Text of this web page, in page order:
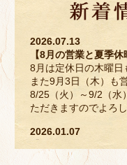
2026.07.13
【8月の営業と夏季休
8月は定休日の木曜日
また9月3日（木）も
8/25（火）～9/2（水
ただきますのでよろ
2026.01.07
【臨時休業のお知らせ
1/28（水）～2/4（水